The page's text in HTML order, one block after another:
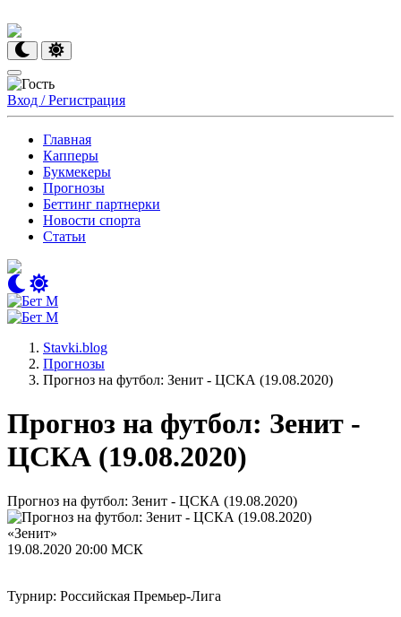
Вход / Регистрация
Главная
Капперы
Букмекеры
Прогнозы
Беттинг партнерки
Новости спорта
Статьи
Stavki.blog
Прогнозы
Прогноз на футбол: Зенит - ЦСКА (19.08.2020)
Прогноз на футбол: Зенит -
ЦСКА (19.08.2020)
Прогноз на футбол: Зенит - ЦСКА (19.08.2020)
«Зенит»
19.08.2020 20:00 МСК
Турнир: Российская Премьер-Лига